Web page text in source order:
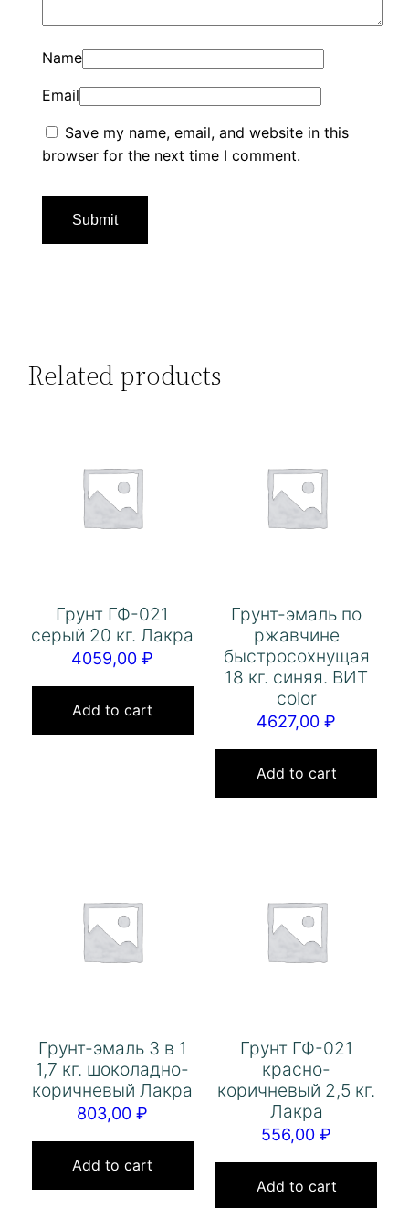
Name
Email
Save my name, email, and website in this
browser for the next time I comment.
Related products
Грунт ГФ-021
серый 20 кг. Лакра
4059,00₽
Add to cart
Грунт-эмаль по
ржавчине
быстросохнущая
18 кг. синяя. ВИТ
color
4627,00₽
Add to cart
Грунт-эмаль 3 в 1
1,7 кг. шоколадно-
коричневый Лакра
803,00₽
Add to cart
Грунт ГФ-021
красно-
коричневый 2,5 кг.
Лакра
556,00₽
Add to cart